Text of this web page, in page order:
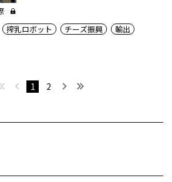
搾乳ロボット チーズ振興 輸出
最初へ 前へ1 2 次へ最後へ